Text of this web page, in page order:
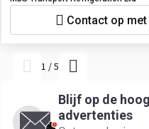
Contact op
1 /5
Blijf op de
advertenties